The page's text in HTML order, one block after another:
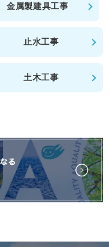
金属製建具工事
止水工事
土木工事